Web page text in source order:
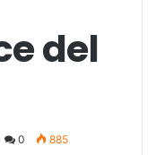
del
0
885